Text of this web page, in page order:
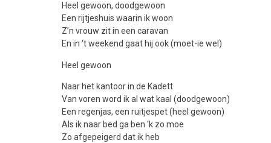
Heel gewoon, doodgewoon
Een rijtjeshuis waarin ik woon
Z’n vrouw zit in een caravan
En in ‘t weekend gaat hij ook (moet-ie wel)
Heel gewoon
Naar het kantoor in de Kadett
Van voren word ik al wat kaal (doodgewoon)
Een regenjas, een ruitjespet (heel gewoon)
Als ik naar bed ga ben ‘k zo moe
Zo afgepeigerd dat ik heb